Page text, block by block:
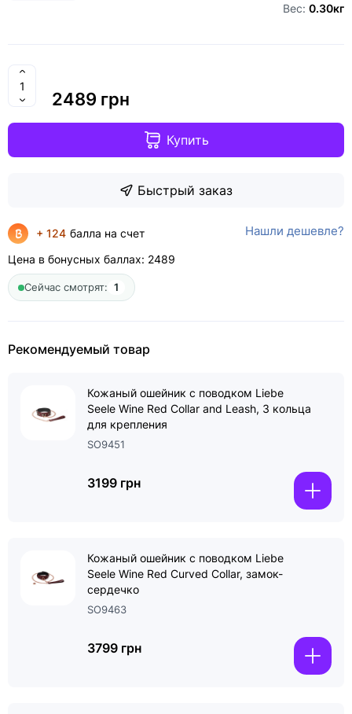
Вес: 0.30кг
2489 грн
Купить
Быстрый заказ
+ 124 балла на счет Нашли дешевле?
Цена в бонусных баллах: 2489
Сейчас смотрят: 1
Рекомендуемый товар
Кожаный ошейник с поводком Liebe
Seele Wine Red Collar and Leash, 3 кольца
для крепления
SO9451
3199 грн
Кожаный ошейник с поводком Liebe
Seele Wine Red Curved Collar, замок-
сердечко
SO9463
3799 грн